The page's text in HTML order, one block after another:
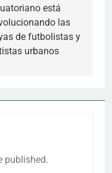
está
las
de futbolistas y
urbanos
published.